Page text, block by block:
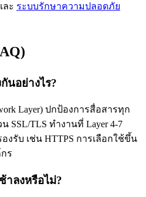
ละ ระบบรักษาความปลอดภัย
นอย่างไร?
Layer) ปกป้องการสื่อสารทุก
SSL/TLS ทำงานที่ Layer 4-7
งรับ เช่น HTTPS การเลือกใช้ขึ้น
ร
าลงหรือไม่?